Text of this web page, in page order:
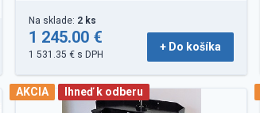
Na sklade: 2 ks
1 245.00 €
1 531.35 € s DPH
+ Do košíka
AKCIA Ihneď k odberu